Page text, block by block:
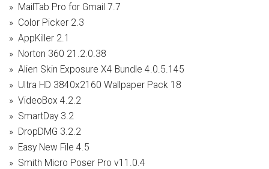
MailTab Pro for Gmail 7.7
Color Picker 2.3
AppKiller 2.1
Norton 360 21.2.0.38
Alien Skin Exposure X4 Bundle 4.0.5.145
Ultra HD 3840x2160 Wallpaper Pack 18
VideoBox 4.2.2
SmartDay 3.2
DropDMG 3.2.2
Easy New File 4.5
Smith Micro Poser Pro v11.0.4